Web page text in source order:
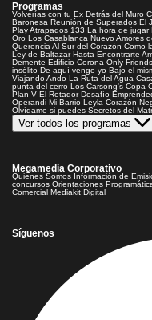
Programas
Volverías con tu Ex Detrás del Muro
Baronesa Reunión de Superados El
PlayAtrapados 133 La hora de jugar
Oro Los Casablanca Nuevo Amores
Querencia Al Sur del Corazón Como
Ley de Baltazar Hasta Encontrarte
Demente Edificio Corona Only Friends
insólito De aquí vengo yo Bajo el
Viajando Ando La Ruta del Agua
punta del cerro Los Carsong's Copa
Plan V El Retador Desafío
Operandi Mi Barrio Leyla Corazón
Olvídame si puedes Secretos del
Ver todos los programas
Megamedia Corporativo
Quienes Somos Información de
concursos Orientaciones
Comercial Mediakit Digital
Síguenos